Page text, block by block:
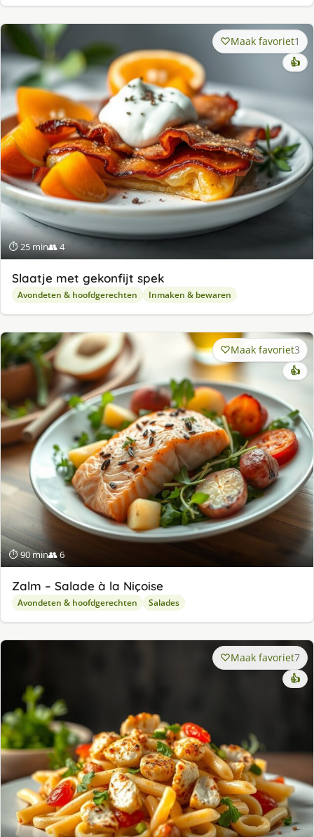
⏱ 25 min👥 4
Maak favoriet1
👍
Slaatje met gekonfijt spek
Avondeten & hoofdgerechten Inmaken & bewaren
⏱ 90 min👥 6
Maak favoriet3
👍
Zalm – Salade à la Niçoise
Avondeten & hoofdgerechten Salades
Maak favoriet7
👍